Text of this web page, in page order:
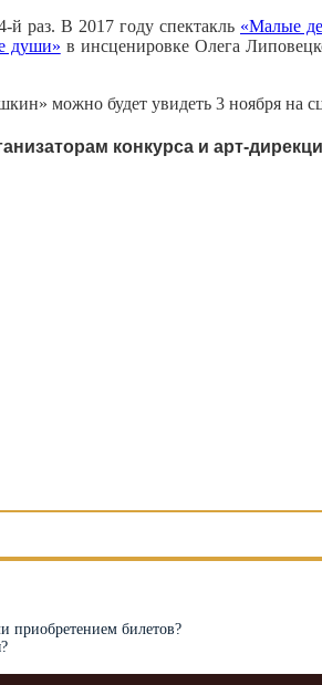
й раз. В 2017 году спектакль «Малые
души» в инсценировке Олега
можно будет увидеть 3 ноября на
конкурса и арт-
при­об­рете­нием билетов?